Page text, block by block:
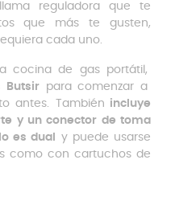
reguladora que te
que más te gusten,
cada uno.
cocina de gas portátil,
Butsirpara comenzar a
antes. También incluye
y un conector de toma
es dual
y puede usarse
como con cartuchos de